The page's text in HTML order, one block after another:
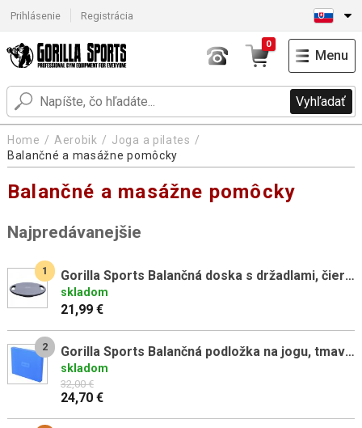
Prihlásenie Registrácia
Vyhľadať
0
Menu
Home Aerobik
Joga a pilates
Balančné a masážne pomôcky
Balančné a masážne pomôcky
Najpredávanejšie
1 Gorilla Sports Balančná doska s držadlami, čierno / sivá
skladom
21,99 €
2 Gorilla Sports Balančná podložka na jogu, tmavo modrá
skladom
32,00 €
24,70 €